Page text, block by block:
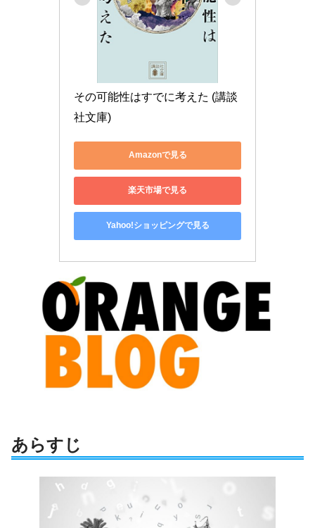
その可能性はすでに考えた (講談
社文庫)
Amazonで見る
楽天市場で見る
Yahoo!ショッピングで見る
あらすじ